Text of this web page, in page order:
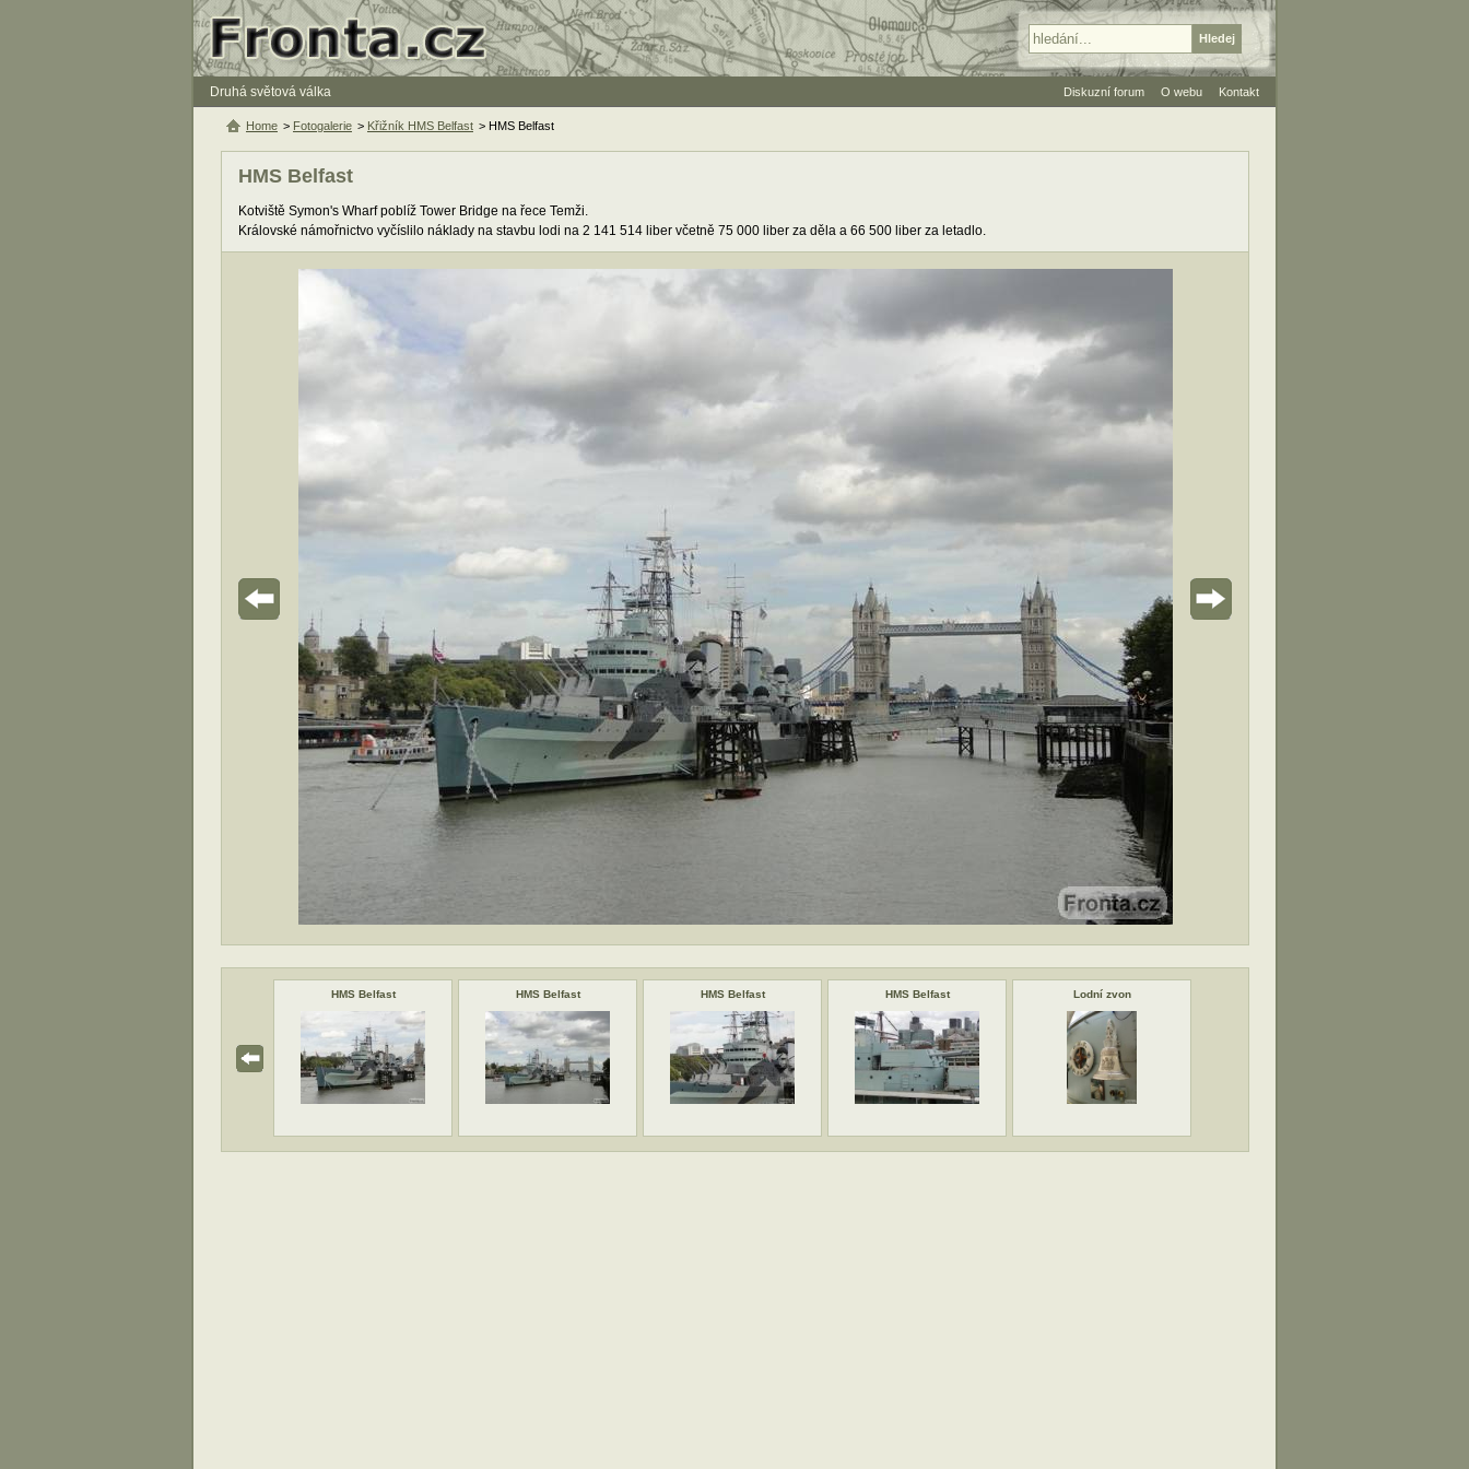
Druhá světová válka
HMS Belfast
Kotviště Symon's Wharf poblíž Tower Bridge na řece Temži.
Královské námořnictvo vyčíslilo náklady na stavbu lodi na 2 141 514 liber včetně 75 000 liber za děla a 66 500 liber za letadlo.
HMS Belfast HMS Belfast HMS Belfast HMS Belfast Lodní zvon
Home > Fotogalerie > Křižník HMS Belfast > HMS Belfast
Diskuzní forum O webu Kontakt